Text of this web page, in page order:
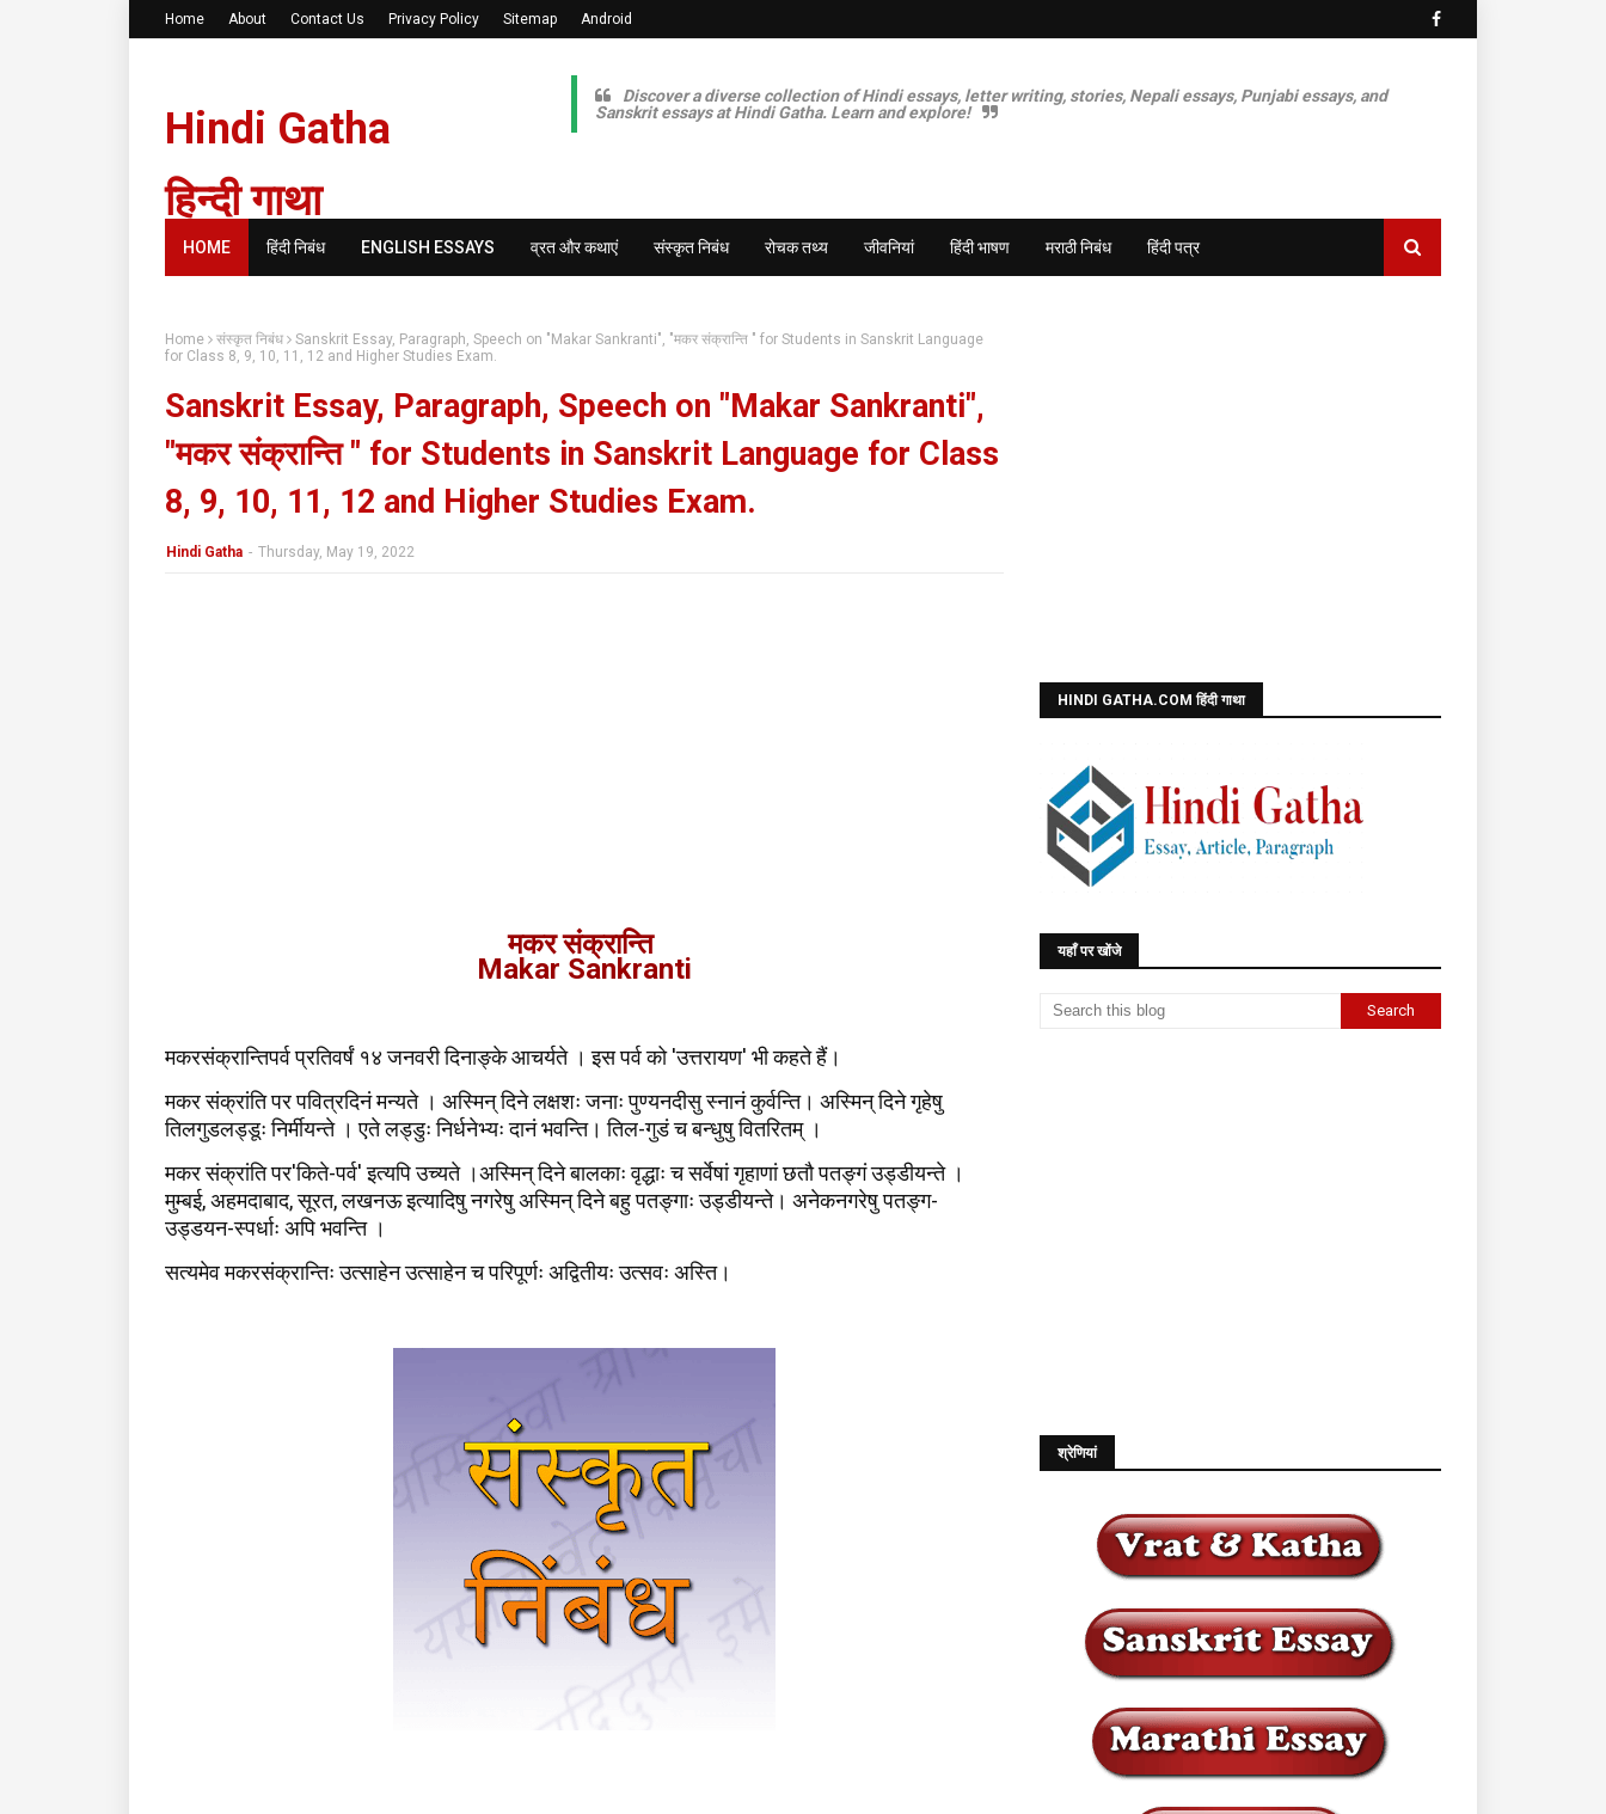
Home About Contact Us Privacy Policy Sitemap Android
Hindi Gatha
हिन्दी गाथा
Discover a diverse collection of Hindi essays, letter writing, stories, Nepali essays, Punjabi essays, and
Sanskrit essays at Hindi Gatha. Learn and explore!
HOME हिंदी निबंध ENGLISH ESSAYS व्रत और कथाएं संस्कृत निबंध रोचक तथ्य जीवनियां हिंदी भाषण मराठी निबंध हिंदी पत्र
Home संस्कृत निबंध
Sanskrit Essay, Paragraph, Speech on "Makar Sankranti", "मकर संक्रान्ति " for Students in Sanskrit Language
for Class 8, 9, 10, 11, 12 and Higher Studies Exam.
Sanskrit Essay, Paragraph, Speech on "Makar Sankranti",
"मकर संक्रान्ति " for Students in Sanskrit Language for Class
8, 9, 10, 11, 12 and Higher Studies Exam.
Hindi Gatha - Thursday, May 19, 2022
मकर संक्रान्ति
Makar Sankranti
मकरसंक्रान्तिपर्व प्रतिवर्षं १४ जनवरी दिनाङ्के आचर्यते । इस पर्व को 'उत्तरायण' भी कहते हैं।
मकर संक्रांति पर पवित्रदिनं मन्यते । अस्मिन् दिने लक्षशः जनाः पुण्यनदीसु स्नानं कुर्वन्ति। अस्मिन् दिने गृहेषु
तिलगुडलड्डूः निर्मीयन्ते । एते लड्डुः निर्धनेभ्यः दानं भवन्ति। तिल-गुडं च बन्धुषु वितरितम् ।
मकर संक्रांति पर'किते-पर्व' इत्यपि उच्यते ।अस्मिन् दिने बालकाः वृद्धाः च सर्वेषां गृहाणां छतौ पतङ्गं उड्डीयन्ते ।
मुम्बई, अहमदाबाद, सूरत, लखनऊ इत्यादिषु नगरेषु अस्मिन् दिने बहु पतङ्गाः उड्डीयन्ते। अनेकनगरेषु पतङ्ग-
उड्डयन-स्पर्धाः अपि भवन्ति ।
सत्यमेव मकरसंक्रान्तिः उत्साहेन उत्साहेन च परिपूर्णः अद्वितीयः उत्सवः अस्ति।
HINDI GATHA.COM हिंदी गाथा
यहाँ पर खोंजे
श्रेणियां